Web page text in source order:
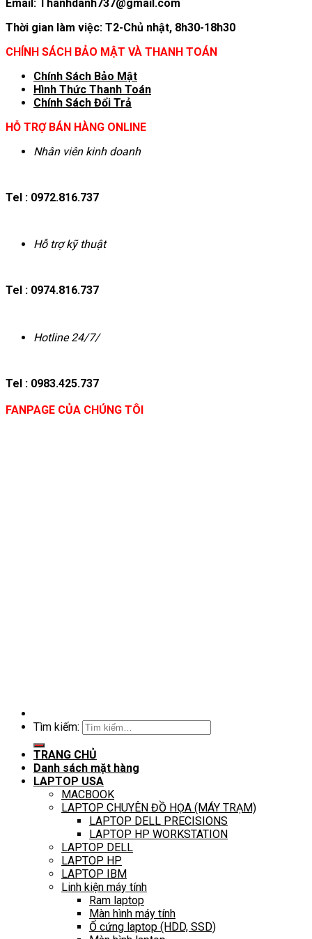
Email: Thanhdanh737@gmail.com
Thời gian làm việc: T2-Chủ nhật, 8h30-18h30
CHÍNH SÁCH BẢO MẬT VÀ THANH TOÁN
Chính Sách Bảo Mật
Hình Thức Thanh Toán
Chính Sách Đổi Trả
HỖ TRỢ BÁN HÀNG ONLINE
Nhân viên kinh doanh
Tel : 0972.816.737
Hỗ trợ kỹ thuật
Tel : 0974.816.737
Hotline 24/7/
Tel : 0983.425.737
FANPAGE CỦA CHÚNG TÔI
Tìm kiếm:
TRANG CHỦ
Danh sách mặt hàng
LAPTOP USA
MACBOOK
LAPTOP CHUYÊN ĐỒ HỌA (MÁY TRẠM)
LAPTOP DELL PRECISIONS
LAPTOP HP WORKSTATION
LAPTOP DELL
LAPTOP HP
LAPTOP IBM
Linh kiện máy tính
Ram laptop
Màn hình máy tính
Ổ cứng laptop (HDD, SSD)